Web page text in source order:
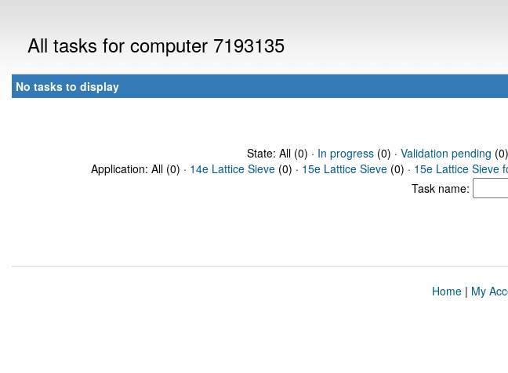
All tasks for computer 7193135
No tasks to display
State: All (0) · In progress(0) · Validation pending
Application: All (0) · 14e Lattice Sieve (0) · 15e Lattice Sieve (0) · 15e Lattice Sieve
Task name:
Home| My